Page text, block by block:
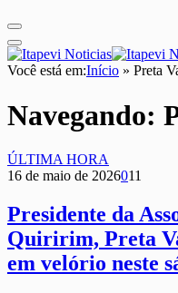
Você está em:Início » Preta
Navegando:
ÚLTIMA HORA
16 de maio de 2026011
Presidente da
Quiririm, Preta
em velório neste